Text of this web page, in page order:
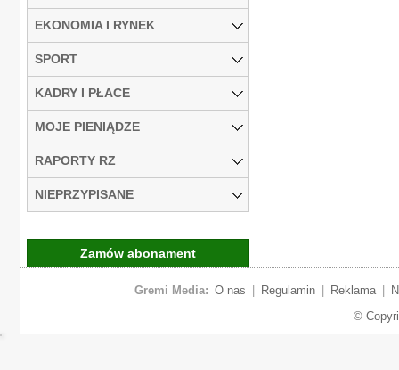
EKONOMIA I RYNEK
SPORT
KADRY I PŁACE
MOJE PIENIĄDZE
RAPORTY RZ
NIEPRZYPISANE
Zamów abonament
Gremi Media: O nas Regulamin Reklama
©